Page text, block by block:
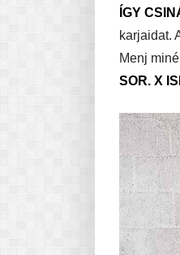
ÍGY
karjaidat.
Menj
SOR. X